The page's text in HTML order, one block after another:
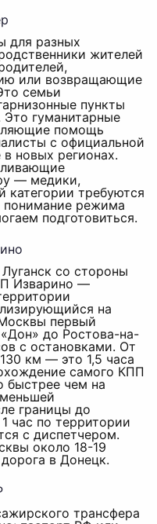
для разных
жителей
или возвращающие
семьи
пункты
Это гуманитарные
помощь
с официальной
новых регионах.
— медики,
категории требуются
понимание режима
подготовиться.
со стороны
Изварино —
на
первый
до Ростова-на-
с остановками. От
км — это 1,5 часа
самого КПП
быстрее чем на
границы до
час по территории
с диспетчером.
около 18-19
в Донецк.
трансфера